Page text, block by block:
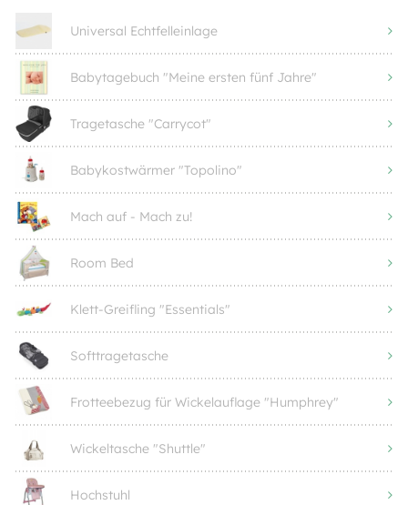
Universal Echtfelleinlage
Babytagebuch "Meine ersten fünf Jahre"
Tragetasche "Carrycot"
Babykostwärmer "Topolino"
Mach auf - Mach zu!
Room Bed
Klett-Greifling "Essentials"
Softtragetasche
Frotteebezug für Wickelauflage "Humphrey"
Wickeltasche "Shuttle"
Hochstuhl